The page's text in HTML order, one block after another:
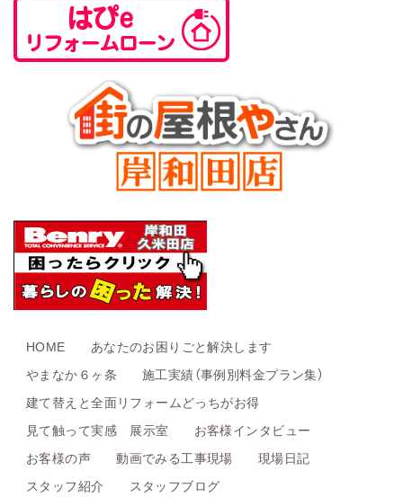
HOME
あなたのお困りごと解決します
やまなか６ヶ条
施工実績（事例別料金プラン集）
建て替えと全面リフォームどっちがお得
見て触って実感 展示室
お客様インタビュー
お客様の声
動画でみる工事現場
現場日記
スタッフ紹介
スタッフブログ